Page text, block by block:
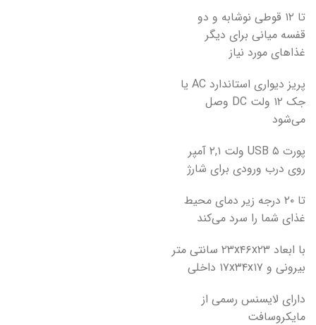
تا ۱۲ قوطی نوشابه و دو
قفسه میانی برای دیگر
غذاهای مورد نیاز
پریز دیواری استاندارد AC یا
جک ۱۲ ولت DC وصل
می‌شود
پورت USB ۵ ولت ۲,۱ آمپر
روی درب ورودی برای شارژ
تا ۲۰ درجه زیر دمای محیط
غذای شما را سرد می‌کند
با ابعاد ۲۳x۴۶x۲۳ سانتی متر
بیرونی و ۱۷x۳۴x۱۷ داخلی
دارای لایسنس رسمی از
مایکروسافت